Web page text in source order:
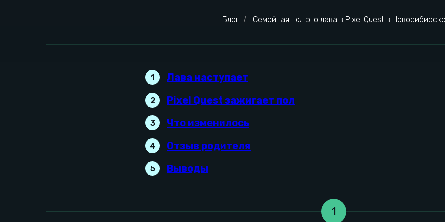
Блог / Семейная пол это лава в Pixel Quest в Новосибирске
1 Лава наступает
2 Pixel Quest зажигает пол
3 Что изменилось
4 Отзыв родителя
5 Выводы
1